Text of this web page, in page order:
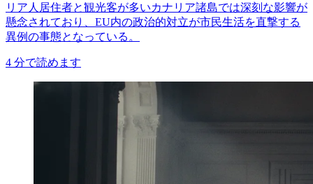
リア人居住者と観光客が多いカナリア諸島では深刻な影響が
懸念されており、EU内の政治的対立が市民生活を直撃する
異例の事態となっている。
4 分で読めます